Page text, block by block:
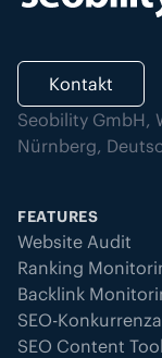
Kontakt
Seobility GmbH,
Nürnberg,
FEATURES
Website Audit
Ranking
Backlink
SEO-
SEO Content